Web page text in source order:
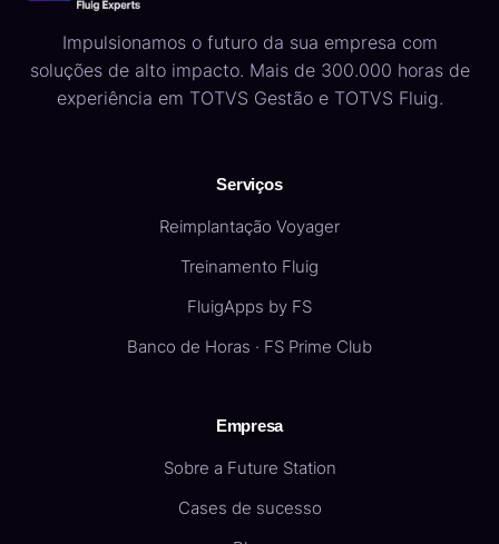
Impulsionamos o futuro da sua empresa com
soluções de alto impacto. Mais de 300.000 horas de
experiência em TOTVS Gestão e TOTVS Fluig.
Serviços
Reimplantação Voyager
Treinamento Fluig
FluigApps by FS
Banco de Horas · FS Prime Club
Empresa
Sobre a Future Station
Cases de sucesso